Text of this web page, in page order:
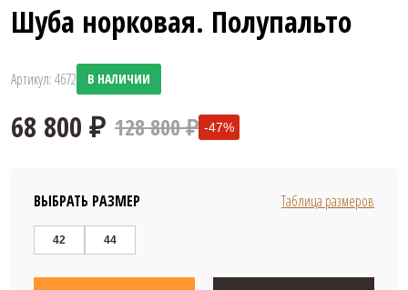
Шуба норковая. Полупальто
Артикул: 4672 В НАЛИЧИИ
128 800 ₽ -47%
ВЫБРАТЬ РАЗМЕР Таблица размеров
42 44